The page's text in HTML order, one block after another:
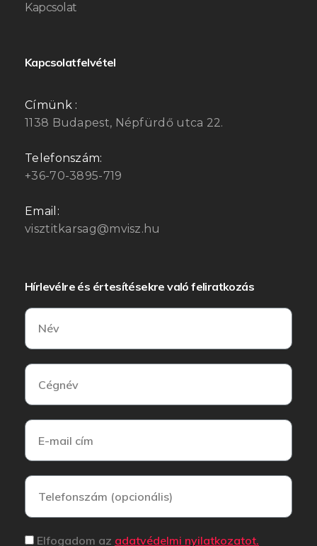
Kapcsolat
Kapcsolatfelvétel
Címünk :
1138 Budapest, Népfürdő utca 22.
Telefonszám:
+36-70-3895-719
Email:
visztitkarsag@mvisz.hu
Hírlevélre és értesítésekre való feliratkozás
Elfogadom az adatvédelmi nyilatkozatot.